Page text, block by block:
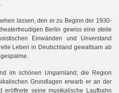
lassen, den er zu Beginn der 1930-
Berlin gewiss eine steile
Einwänden und Unverstand
Leben in Deutschland gewaltsam ab
im schönen Ungarnland; die Region
Grundlagen erwarb er an der
eröffnete seine musikalische Laufbahn